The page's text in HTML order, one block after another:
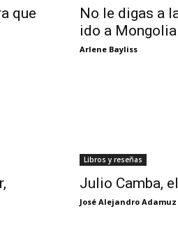
que
No le digas a
ido a
Arlene Bayliss
Libros y reseñas
Julio Camba,
José Alejandro Adamuz